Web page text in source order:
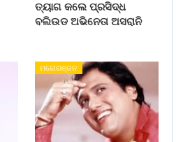
ତ୍ୟାଗ କଲେ ପ୍ରସିଦ୍ଧ
ବଲିଉଡ ଅଭିନେତା ଅସରାନି
ମନୋରଞ୍ଜନ